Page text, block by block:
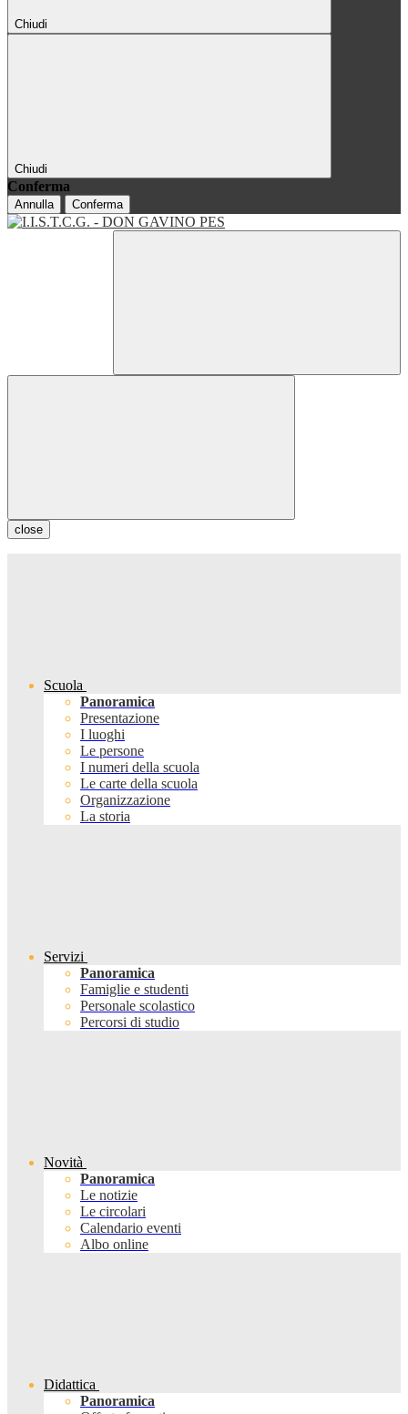
Chiudi
Chiudi
Conferma
Annulla Conferma
close
Scuola
Panoramica
Presentazione
I luoghi
Le persone
I numeri della scuola
Le carte della scuola
Organizzazione
La storia
Servizi
Panoramica
Famiglie e studenti
Personale scolastico
Percorsi di studio
Novità
Panoramica
Le notizie
Le circolari
Calendario eventi
Albo online
Didattica
Panoramica